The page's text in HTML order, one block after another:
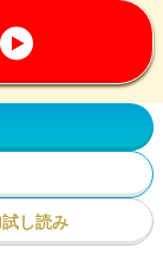
試し読み